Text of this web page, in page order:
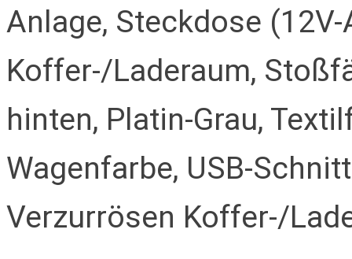
Anlage, Steckdose
Koffer-/Laderaum,
hinten, Platin-Grau,
Wagenfarbe, USB-
Verzurrösen Koffer-/